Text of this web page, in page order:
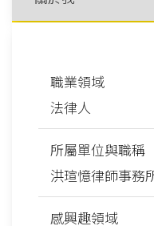
職業領域
法律人
所屬單位與職稱
洪瑄憶律師事務
感興趣領域